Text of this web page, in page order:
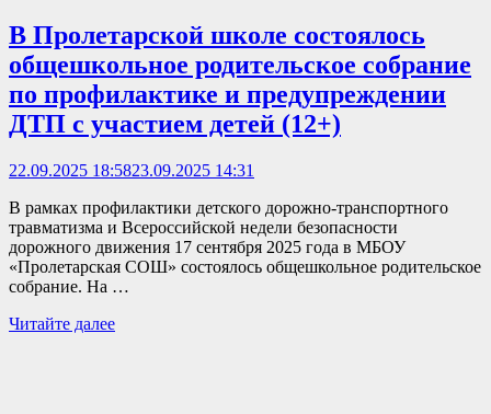
В Пролетарской школе состоялось
общешкольное родительское собрание
по профилактике и предупреждении
ДТП с участием детей (12+)
22.09.2025 18:5823.09.2025 14:31
В рамках профилактики детского дорожно-транспортного
травматизма и Всероссийской недели безопасности
дорожного движения 17 сентября 2025 года в МБОУ
«Пролетарская СОШ» состоялось общешкольное родительское
собрание. На …
В
Читайте далее